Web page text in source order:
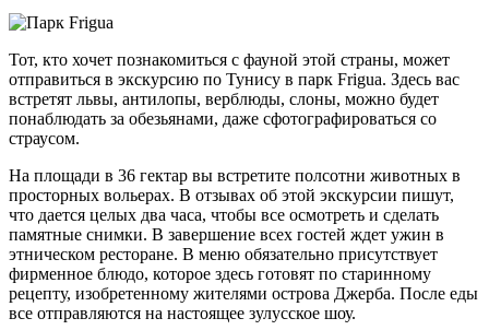
Тот, кто хочет познакомиться с фауной этой страны, может
отправиться в экскурсию по Тунису в парк Frigua. Здесь вас
встретят львы, антилопы, верблюды, слоны, можно будет
понаблюдать за обезьянами, даже сфотографироваться со
страусом.
На площади в 36 гектар вы встретите полсотни животных в
просторных вольерах. В отзывах об этой экскурсии пишут,
что дается целых два часа, чтобы все осмотреть и сделать
памятные снимки. В завершение всех гостей ждет ужин в
этническом ресторане. В меню обязательно присутствует
фирменное блюдо, которое здесь готовят по старинному
рецепту, изобретенному жителями острова Джерба. После еды
все отправляются на настоящее зулусское шоу.